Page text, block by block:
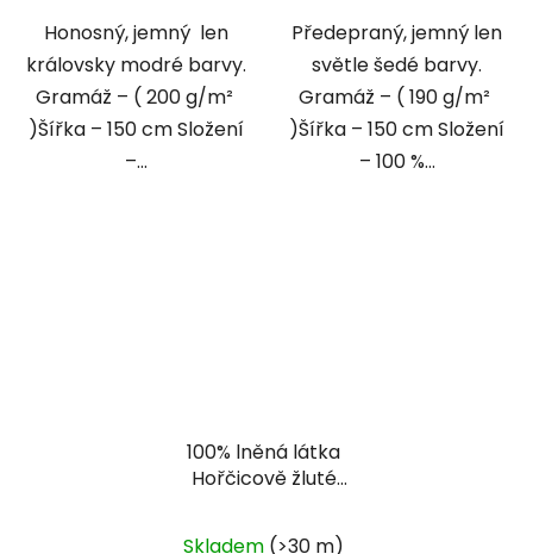
Honosný, jemný len
královsky modré barvy.
Gramáž – ( 200 g/m²
)Šířka – 150 cm Složení
–...
Předepraný, jemný len
světle šedé barvy.
Gramáž – ( 190 g/m²
)Šířka – 150 cm Složení
– 100 %...
100% lněná látka
Hořčicově žluté
Skladem (>30 m)